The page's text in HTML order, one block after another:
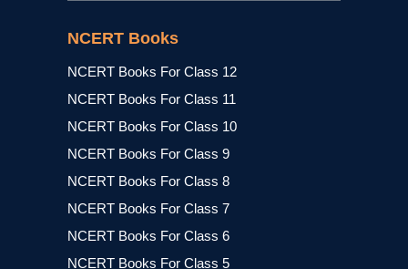
NCERT Books
NCERT Books For Class 12
NCERT Books For Class 11
NCERT Books For Class 10
NCERT Books For Class 9
NCERT Books For Class 8
NCERT Books For Class 7
NCERT Books For Class 6
NCERT Books For Class 5